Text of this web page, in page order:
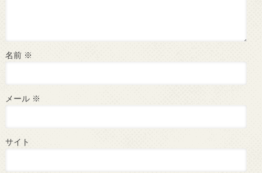
名前 ※
メール ※
サイト